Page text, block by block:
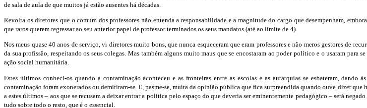
de sala de aula de que muitos já estão ausentes há décadas.
Revolta os diretores que o comum dos professores não entenda a responsabilidade e a magnitude do cargo que desempenham,
que raros querem regressar ao seu anterior papel de professor terminados os seus mandatos (até ao limite de 4).
Nos meus quase 40 anos de serviço, vi diretores muito bons, que nunca esqueceram que eram professores e não meros gestores de
da sua profissão, respeitando os seus colegas. Mas também alguns muito maus que se encostaram ao poder político e o usaram para
ação social humanitária.
Estes últimos conheci-os quando a contaminação aconteceu e as fronteiras entre as escolas e as autarquias se esbateram,
contaminação foram exonerados ou demitiram-se. E, pasme-se, muita da opinião pública que fica surpreendida quando ouve dizer
a estes últimos – aos que se recusam a deixar entrar a política pelo espaço do que deveria ser eminentemente pedagógico – será
tudo sobre todo o resto, que é o essencial.